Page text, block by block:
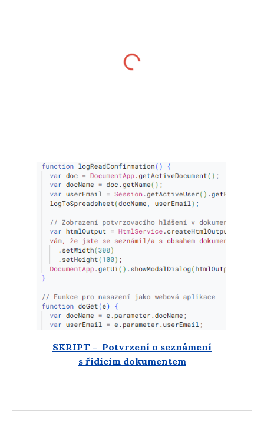
SKRIPT - Potvrzení o seznámení
s řídícím dokumentem